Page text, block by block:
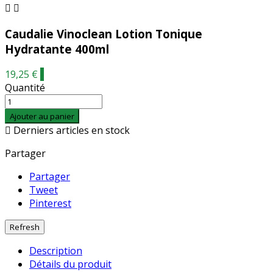
 
Caudalie Vinoclean Lotion Tonique
Hydratante 400ml
19,25 €
Quantité
Ajouter au panier
 Derniers articles en stock
Partager
Partager
Tweet
Pinterest
Description
Détails du produit